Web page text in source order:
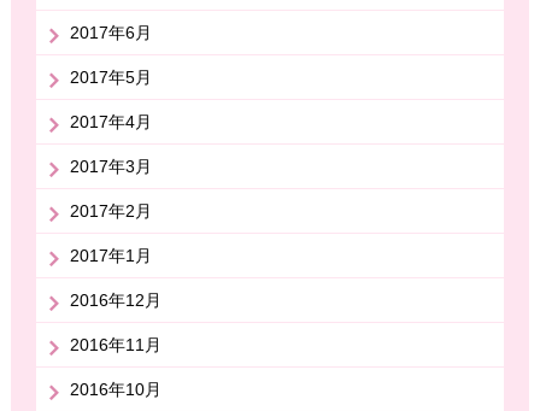
2017年6月
2017年5月
2017年4月
2017年3月
2017年2月
2017年1月
2016年12月
2016年11月
2016年10月